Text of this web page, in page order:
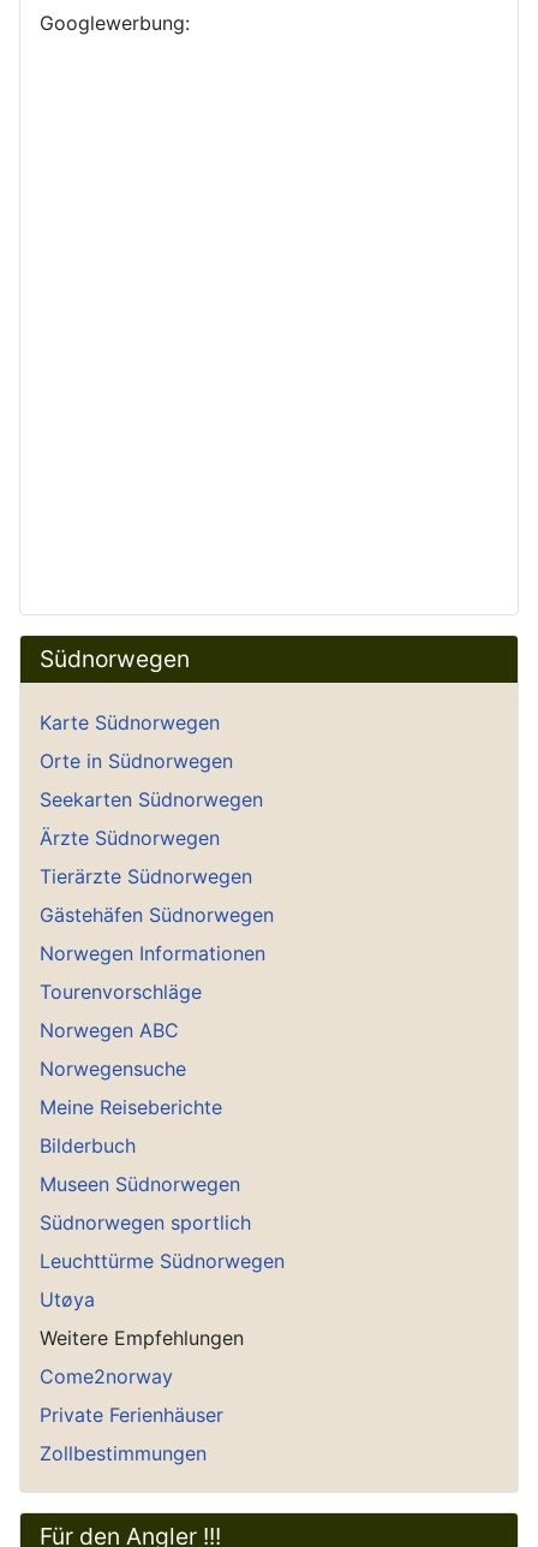
Südnorwegen
Karte Südnorwegen
Orte in Südnorwegen
Seekarten Südnorwegen
Ärzte Südnorwegen
Tierärzte Südnorwegen
Gästehäfen Südnorwegen
Norwegen Informationen
Tourenvorschläge
Norwegen ABC
Norwegensuche
Meine Reiseberichte
Bilderbuch
Museen Südnorwegen
Südnorwegen sportlich
Leuchttürme Südnorwegen
Utøya
Weitere Empfehlungen
Come2norway
Private Ferienhäuser
Zollbestimmungen
Für den Angler !!!
Googlewerbung: